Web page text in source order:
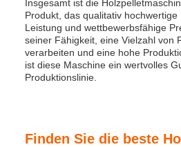
Insgesamt ist die
Produkt, das qualitativ
Leistung und wettbewerbsfähige
seiner Fähigkeit, eine Vielzahl von
verarbeiten und eine hohe
ist diese Maschine ein wertvolles
Produktionslinie.
Finden Sie die beste